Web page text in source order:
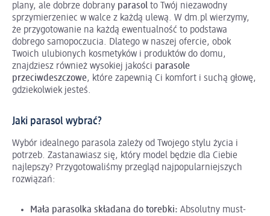
plany, ale dobrze dobrany parasol to Twój niezawodny
sprzymierzeniec w walce z każdą ulewą. W dm.pl wierzymy,
że przygotowanie na każdą ewentualność to podstawa
dobrego samopoczucia. Dlatego w naszej ofercie, obok
Twoich ulubionych kosmetyków i produktów do domu,
znajdziesz również wysokiej jakości parasole
przeciwdeszczowe, które zapewnią Ci komfort i suchą głowę,
gdziekolwiek jesteś.
Jaki parasol wybrać?
Wybór idealnego parasola zależy od Twojego stylu życia i
potrzeb. Zastanawiasz się, który model będzie dla Ciebie
najlepszy? Przygotowaliśmy przegląd najpopularniejszych
rozwiązań:
Mała parasolka składana do torebki: Absolutny must-